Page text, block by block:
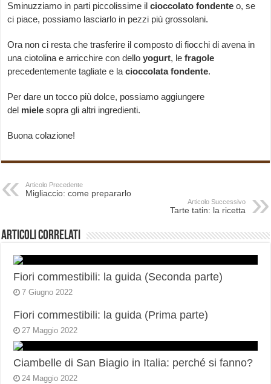
Sminuzziamo in parti piccolissime ilcioccolato fondente o, se
ci piace, possiamo lasciarlo in pezzi più grossolani.
Ora non ci resta che trasferire il composto di fiocchi di avena in
una ciotolina e arricchire con delloyogurt, lefragole
precedentemente tagliate e lacioccolata fondente.
Per dare un tocco più dolce, possiamo aggiungere
del miele sopra gli altri ingredienti.
Buona colazione!
Articolo Precedente
Migliaccio: come prepararlo
Articolo Successivo
Tarte tatin: la ricetta
Articoli correlati
Fiori commestibili: la guida (Seconda parte)
7 Giugno 2022
Fiori commestibili: la guida (Prima parte)
27 Maggio 2022
Ciambelle di San Biagio in Italia: perché si fanno?
24 Maggio 2022